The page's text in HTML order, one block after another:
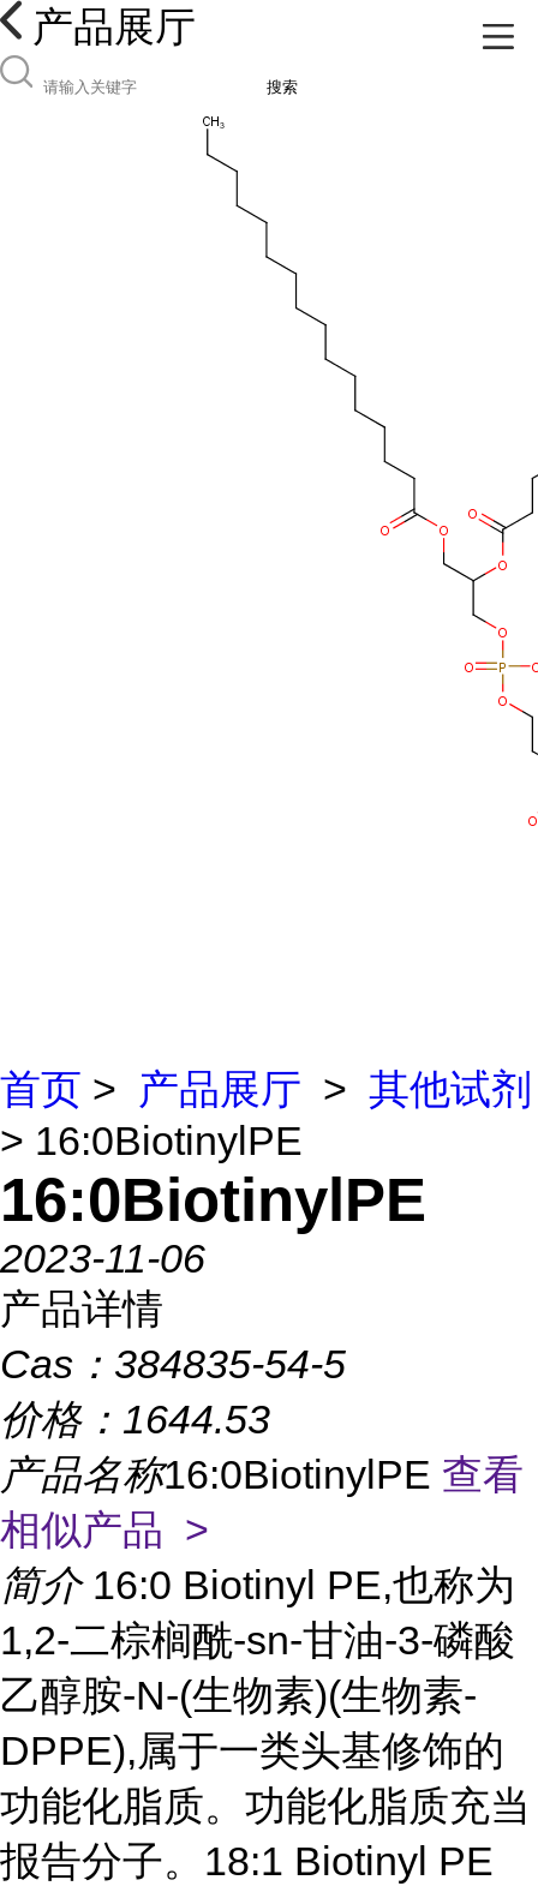
产品展厅
搜索
首页 > 产品展厅 > 其他试剂
> 16:0BiotinylPE
16:0BiotinylPE
2023-11-06
产品详情
Cas： 384835-54-5
价格： 1644.53
产品名称16:0BiotinylPE 查看
相似产品 >
简介 16:0 Biotinyl PE,也称为
1,2-二棕榈酰-sn-甘油-3-磷酸
乙醇胺-N-(生物素)(生物素-
DPPE),属于一类头基修饰的
功能化脂质。功能化脂质充当
报告分子。18:1 Biotinyl PE